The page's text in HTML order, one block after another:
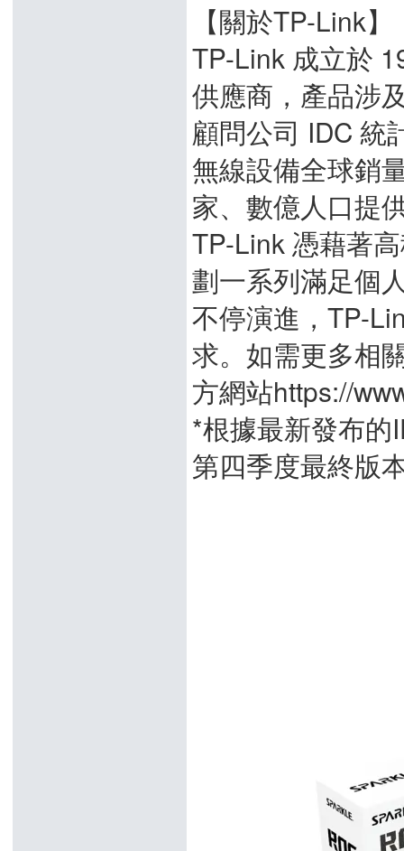
【關於TP-Link】
TP-Link 成立於
供應商，產品涉
顧問公司 IDC 統
無線設備全球銷
家、數億人口提
TP-Link 憑藉著
劃一系列滿足個
不停演進，TP-
求。如需更多相
方網站https://
*根據最新發布
第四季度最終版